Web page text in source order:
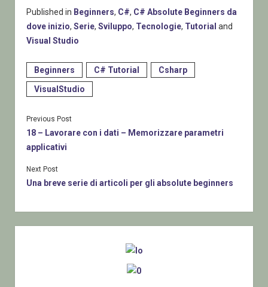
Published in Beginners, C#, C# Absolute Beginners da
dove inizio, Serie, Sviluppo, Tecnologie, Tutorial and
Visual Studio
Beginners C# Tutorial
Csharp
VisualStudio
Previous Post
18 – Lavorare con i dati – Memorizzare parametri
applicativi
Next Post
Una breve serie di articoli per gli absolute beginners